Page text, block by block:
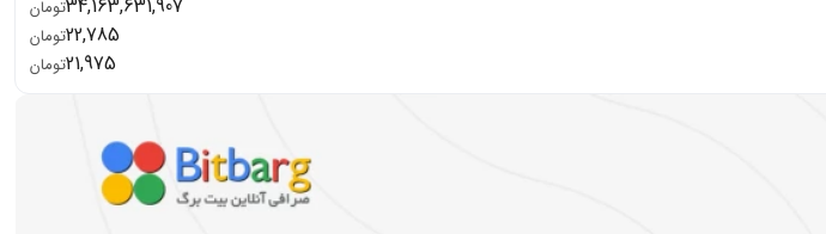
34,163,631,907تومان
22,785تومان
21,975تومان